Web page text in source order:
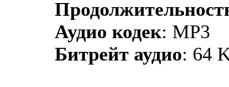
Аудио кодек: MP3
Битрейт аудио: 64